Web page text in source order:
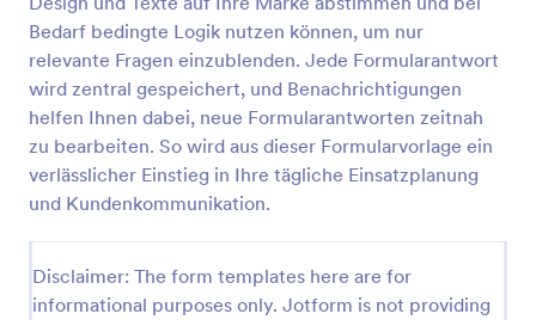
Bedarf bedingte Logik nutzen können, um nur
relevante Fragen einzublenden. Jede Formularantwort
wird zentral gespeichert, und Benachrichtigungen
helfen Ihnen dabei, neue Formularantworten zeitnah
zu bearbeiten. So wird aus dieser Formularvorlage ein
verlässlicher Einstieg in Ihre tägliche Einsatzplanung
und Kundenkommunikation.
Disclaimer: The form templates here are for
informational purposes only. Jotform is not providing
zusätzliche Anfragen und persönliche Informationen
wie Name, E-Mail, Telefonnummer, Geburtsdatum
erfasst. Mit vielen weiteren anpassbaren Feldern
und Widgets können Sie Ihr eigenes Formular
erstellen, Ihr Logo, Schriftarten und Farben
hinzufügen und es entweder in Ihre Website
einbetten oder als eigenständiges Formular
verwenden.
Go to Category:
Mieterselbstauskünfte
Vorlage verwenden
Vorschau